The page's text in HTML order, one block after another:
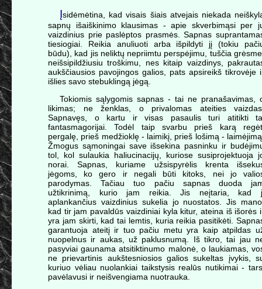
Įsidėmėtina, kad visais šiais atvejais niekada
sapnų išaiškinimo klausimas - apie skverbimąsi per
vaizdinius prie paslėptos prasmės. Sapnas
tiesiogiai. Reikia anuliuoti arba išpildyti jį (tokiu
būdu), kad jis neliktų nepriimtu perspėjimu, tuščia
neišsipildžiusiu troškimu, nes kitaip vaizdinys,
aukščiausios pavojingos galios, pats apsireikš tikrovėje
išlies savo stebuklingą jėgą.
Tokiomis sąlygomis sapnas - tai ne pranašavimas,
likimas; ne ženklas, o privalomas ateities
Sapnavęs, o kartu ir visas pasaulis turi atitikti
fantasmagorijai. Todėl taip svarbu prieš karą
pergalę, prieš medžioklę - laimikį, prieš lošimą -
Žmogus sąmoningai save išsekina pasninku ir
tol, kol sulaukia haliucinacijų, kuriose susiprojektuoja
norai. Sapnas, kuriame užsispyrėlis krenta
jėgoms, ko gero ir negali būti kitoks, nei jo
parodymas. Tačiau tuo pačiu sapnas duoda
užtikrinimą, kurio jam reikia. Jis neįtaria, kad
aplankančius vaizdinius sukelia jo nuostatos. Jis
kad tir jam pavaldūs vaizdiniai kyla kitur, ateina iš išorės
yra jam skirti, kad tai lemtis, kuria reikia pasitikėti.
garantuoja ateitį ir tuo pačiu metu yra kaip atpildas
nuopelnus ir aukas, už paklusnumą. Iš tikro, tai jau
pasyviai gaunama atsitiktinumo malonė, o laukiamas,
ne prievartinis aukštesniosios galios sukeltas įvykis,
kuriuo vėliau nuolankiai taikstysis realūs nutikimai -
pavėlavusi ir neišvengiama nuotrauka.